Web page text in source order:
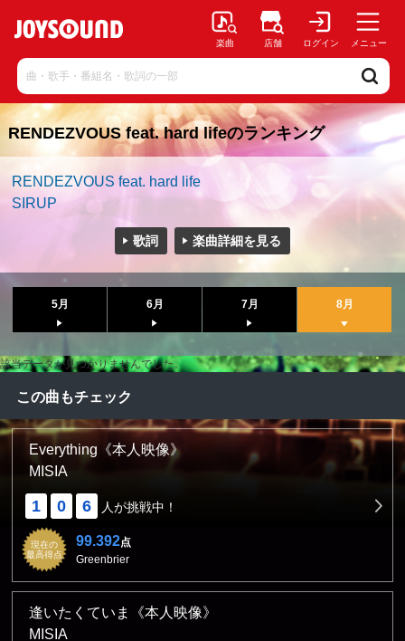
楽曲 店舗 ログイン メニュー
RENDEZVOUS feat. hard lifeのランキング
RENDEZVOUS feat. hard life
SIRUP
歌詞 楽曲詳細を見る
5月 6月 7月 8月
該当データが見つかりませんでした。
この曲もチェック
Everything《本人映像》
MISIA
1 0 6 人が挑戦中！
現在の
最高得点
99.392点
Greenbrier
逢いたくていま《本人映像》
MISIA